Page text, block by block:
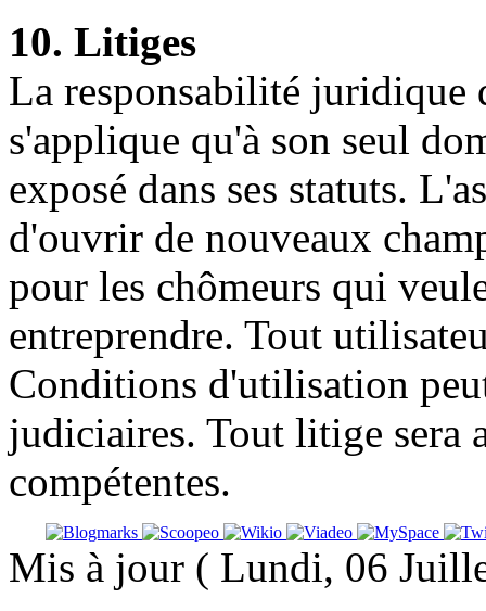
10. Litiges
La responsabilité juridique
s'applique qu'à son seul
exposé dans ses statuts.
d'ouvrir de nouveaux
pour les chômeurs qui
entreprendre. Tout
Conditions d'utilisation
judiciaires. Tout litige sera
compétentes.
Mis à jour ( Lundi, 06